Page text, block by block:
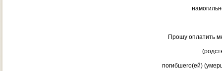
намогильного
Прошу оплатить
(родственная
погибшего(ей)